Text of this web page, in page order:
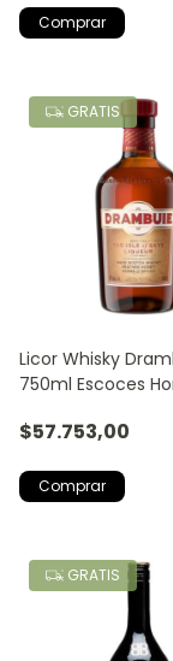
GRATIS
Licor Whisky
750ml Escoces
$57.753,00
GRATIS